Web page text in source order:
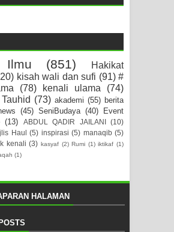
Ilmu (851)
Hakikat
kisah wali dan sufi (91) #
(78) kenali ulama
(74)
(73) akademi (55) berita
(45) SeniBudaya (40)
Event
(13) ABDUL QADIR JAILANI
(10)
Haul (5) inspirasi (5) manaqib (5)
kenali (3) kasyaf (2) Rumi (1) iktikaf (1)
(1)
HALAMAN